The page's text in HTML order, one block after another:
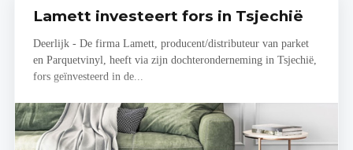
Lamett investeert fors in Tsjechië
Deerlijk - De firma Lamett, producent/distributeur van parket
en Parquetvinyl, heeft via zijn dochteronderneming in Tsjechië,
fors geïnvesteerd in de...